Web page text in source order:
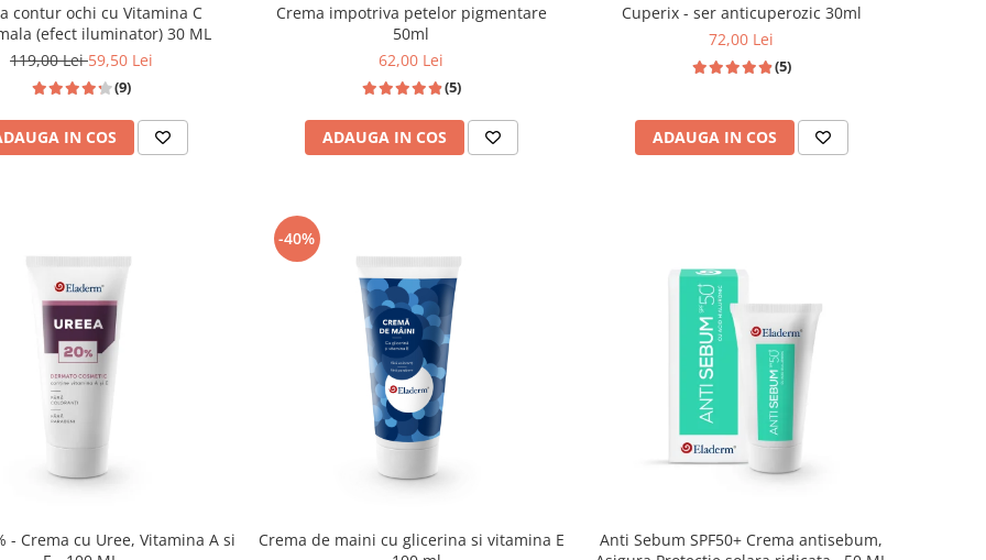
contur ochi cu Vitamina C
(efect iluminator) 30 ML
119,00 Lei59,50 Lei
(9)
IN COS
Crema impotriva petelor pigmentare
50ml
62,00 Lei
(5)
ADAUGA IN COS
Cuperix - ser anticuperozic 30ml
72,00 Lei
(5)
ADAUGA IN COS
- Crema cu Uree, Vitamina A si
-40%
Crema de maini cu glicerina si vitamina E
Anti Sebum SPF50+ Crema antisebum,